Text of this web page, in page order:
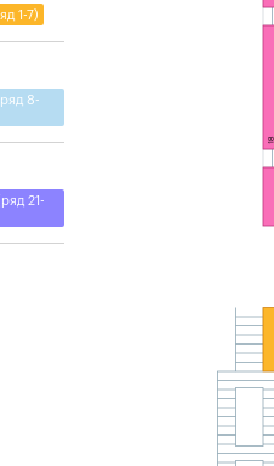
1-7)
8-
21-